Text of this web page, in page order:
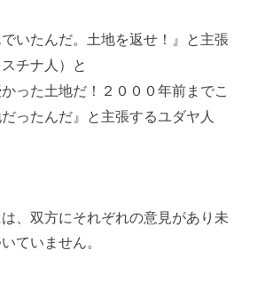
いたんだ。土地を返せ！』 と主張
チナ人）と
かった土地だ！２０００年前までこ
ったんだ』と主張するユダヤ人
、双方にそれぞれの意見があり未
ていません。